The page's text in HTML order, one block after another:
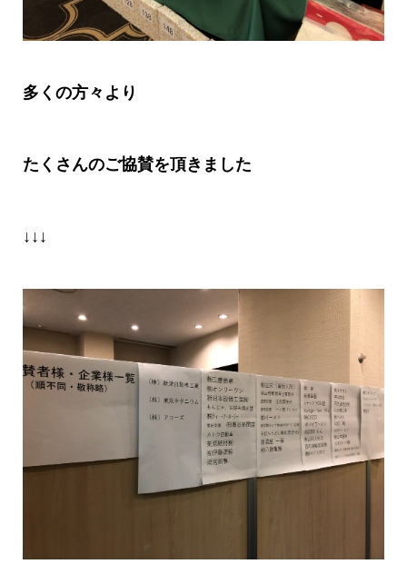
多くの方々より
たくさんのご協賛を頂きました
↓↓↓